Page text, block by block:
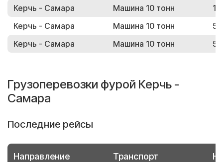
Керчь - Самара
Машина 10 тонн
Керчь - Самара
Машина 10 тонн
Керчь - Самара
Машина 10 тонн
Грузоперевозки фурой Керчь -
Самара
Последние рейсы
Направление Транспорт